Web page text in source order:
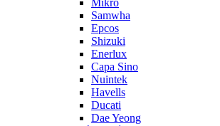
Mikro
Samwha
Epcos
Shizuki
Enerlux
Capa Sino
Nuintek
Havells
Ducati
Dae Yeong